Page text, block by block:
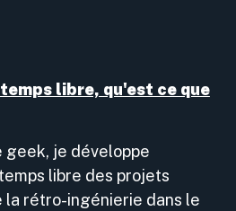
libre, qu'est ce que
geek, je développe
libre des projets
la rétro-ingénierie dans le